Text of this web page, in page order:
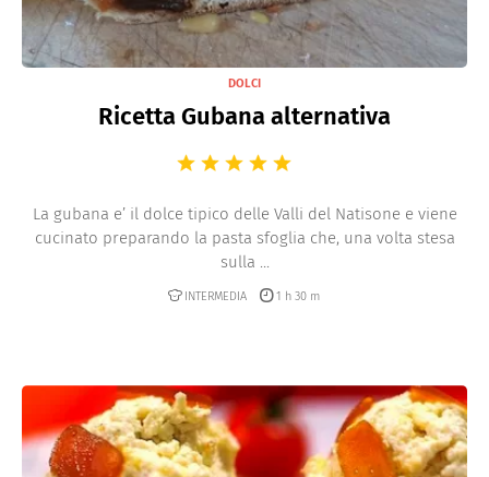
DOLCI
Ricetta Gubana alternativa
La gubana e’ il dolce tipico delle Valli del Natisone e viene
cucinato preparando la pasta sfoglia che, una volta stesa
sulla ...
INTERMEDIA 1 h 30 m